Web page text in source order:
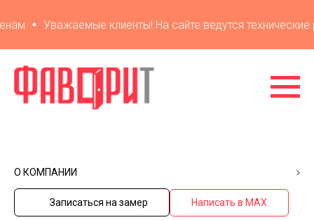
Уважаемые клиенты! На сайте ведутся технические
О КОМПАНИИ
Записаться на замер Написать в MAX